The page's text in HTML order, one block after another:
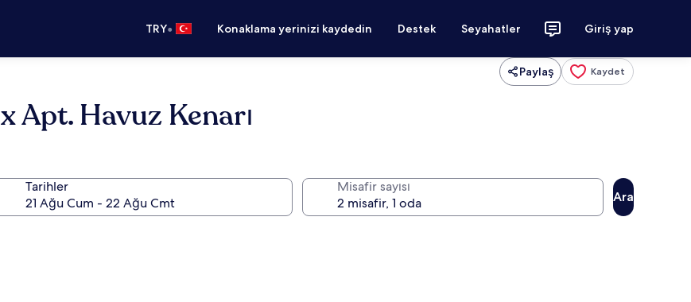
TRY• Konaklama yerinizi kaydedin Destek Seyahatler Giriş yap
Paylaş Kaydet
Apt. Havuz Kenarı
Tarihler Misafir sayısı
Ara